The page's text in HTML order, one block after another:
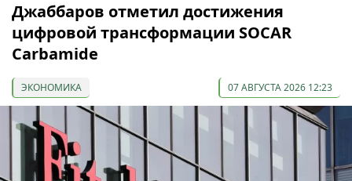
Джаббаров отметил достижения
цифровой трансформации SOCAR
Carbamide
ЭКОНОМИКА 07 АВГУСТА 2026 12:23